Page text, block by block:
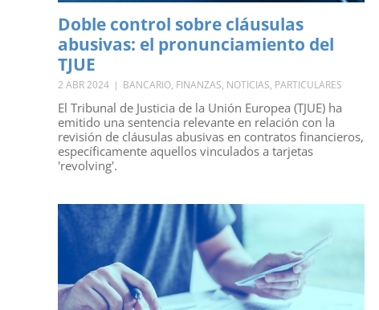
Doble control sobre cláusulas
abusivas: el pronunciamiento del
TJUE
2 ABR 2024 | BANCARIO, FINANZAS, NOTICIAS, PARTICULARES
El Tribunal de Justicia de la Unión Europea (TJUE) ha
emitido una sentencia relevante en relación con la
revisión de cláusulas abusivas en contratos financieros,
específicamente aquellos vinculados a tarjetas
'revolving'.